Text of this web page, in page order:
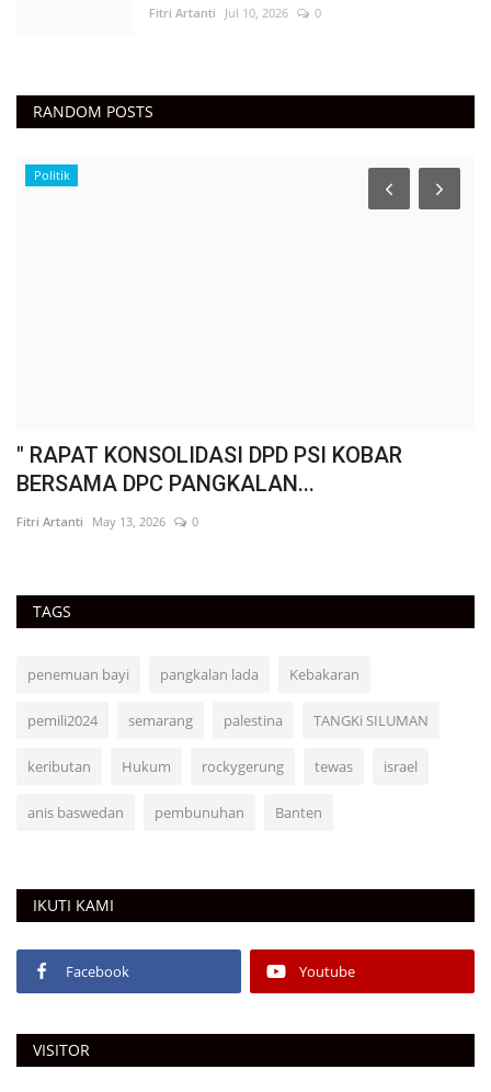
Fitri Artanti Jul 10, 2026 0
RANDOM POSTS
Politik
" RAPAT KONSOLIDASI DPD PSI KOBAR
BERSAMA DPC PANGKALAN...
Fitri Artanti May 13, 2026 0
TAGS
penemuan bayi pangkalan lada Kebakaran
pemili2024 semarang palestina TANGKi SILUMAN
keributan Hukum rockygerung tewas israel
anis baswedan pembunuhan Banten
IKUTI KAMI
Facebook Youtube
VISITOR